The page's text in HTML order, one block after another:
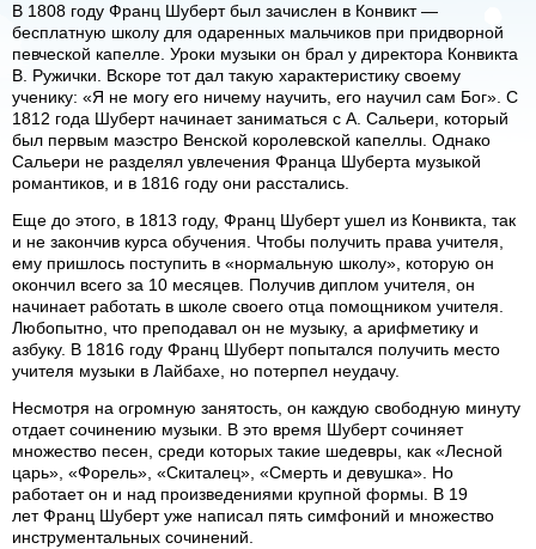
В 1808 году Франц Шуберт был зачислен в Конвикт —
бесплатную школу для одаренных мальчиков при придворной
певческой капелле. Уроки музыки он брал у директора Конвикта
В. Ружички. Вскоре тот дал такую характеристику своему
ученику: «Я не могу его ничему научить, его научил сам Бог». С
1812 года Шуберт начинает заниматься с А. Сальери, который
был первым маэстро Венской королевской капеллы. Однако
Сальери не разделял увлечения Франца Шуберта музыкой
романтиков, и в 1816 году они расстались.
Еще до этого, в 1813 году, Франц Шуберт ушел из Конвикта, так
и не закончив курса обучения. Чтобы получить права учителя,
ему пришлось поступить в «нормальную школу», которую он
окончил всего за 10 месяцев. Получив диплом учителя, он
начинает работать в школе своего отца помощником учителя.
Любопытно, что преподавал он не музыку, а арифметику и
азбуку. В 1816 году Франц Шуберт попытался получить место
учителя музыки в Лайбахе, но потерпел неудачу.
Несмотря на огромную занятость, он каждую свободную минуту
отдает сочинению музыки. В это время Шуберт сочиняет
множество песен, среди которых такие шедевры, как «Лесной
царь», «Форель», «Скиталец», «Смерть и девушка». Но
работает он и над произведениями крупной формы. В 19
лет Франц Шуберт уже написал пять симфоний и множество
инструментальных сочинений.